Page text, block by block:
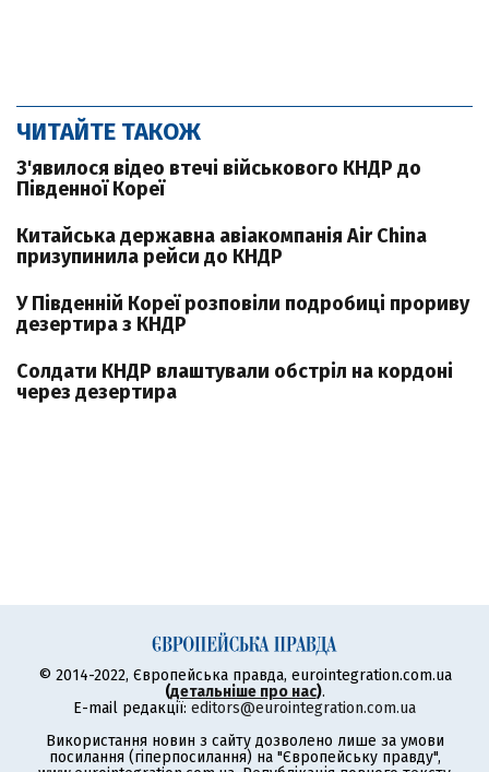
ЧИТАЙТЕ ТАКОЖ
З'явилося відео втечі військового КНДР до
Південної Кореї
Китайська державна авіакомпанія Air China
призупинила рейси до КНДР
У Південній Кореї розповіли подробиці прориву
дезертира з КНДР
Солдати КНДР влаштували обстріл на кордоні
через дезертира
© 2014-2022, Європейська правда, eurointegration.com.ua
(детальніше про нас).
E-mail редакції: editors@eurointegration.com.ua
Використання новин з сайту дозволено лише за умови
посилання (гіперпосилання) на "Європейську правду",